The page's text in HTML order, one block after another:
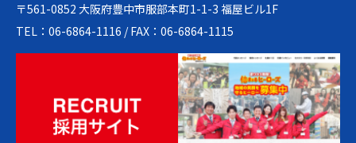
〒561-0852 大阪府豊中市服部本町1-1-3 福屋ビル1F
TEL：06-6864-1116 / FAX：06-6864-1115